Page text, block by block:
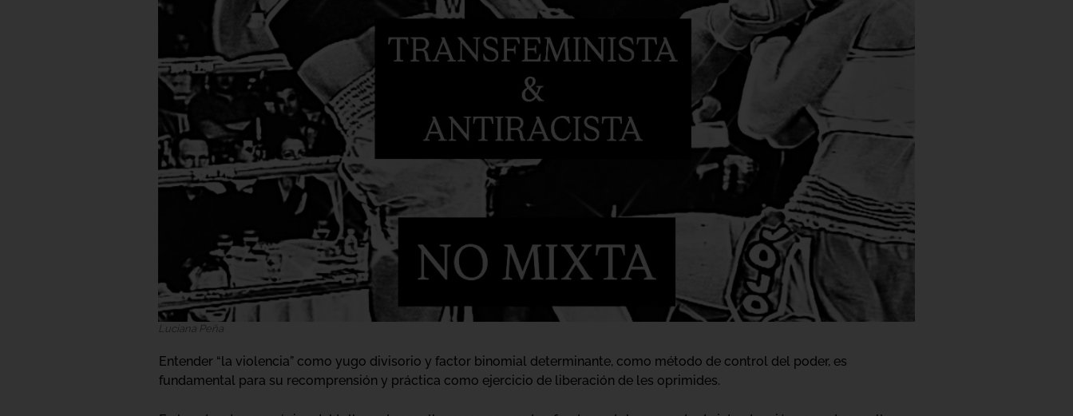
Luciana Peña
Entender “la violencia” como yugo divisorio y factor binomial determinante, como método de control del poder, es
fundamental para su recomprensión y práctica como ejercicio de liberación de les oprimides.